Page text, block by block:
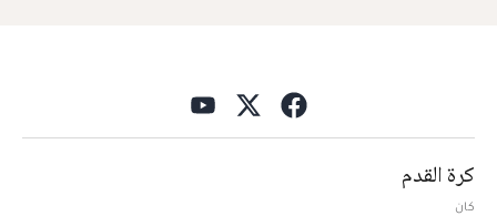
كرة القدم
كان